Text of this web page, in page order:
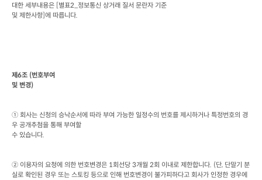
대한 세부내용은 별표2_ 정보통신 상거래 질서 문란자 기준
및 제한사항 에 따릅니다.
제 6조 (번호부여
및 변경)
① 회사는 신청의 승낙순서에 따라 부여 가능한 일정수의 번호를 제시하거나 특정번호의 경
우 공개추첨을 통해 부여할
수 있습니다.
② 이용자의 요청에 의한 번호변경은 1회선당 3개월 2회 이내로 제한합니다. (단, 단말기 분
실로 확인된 경우 또는 스토킹 등으로 인해 번호변경이 불가피하다고 회사가 인정한 경우에